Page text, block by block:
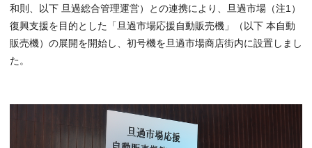
和則、以下 旦過総合管理運営）との連携により、旦過市場（注1）
復興支援を目的とした「旦過市場応援自動販売機」（以下 本自動
販売機）の展開を開始し、初号機を旦過市場商店街内に設置しまし
た。